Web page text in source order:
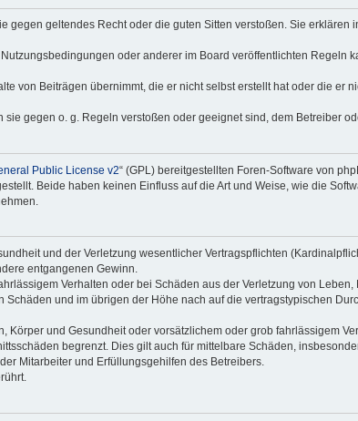
gegen geltendes Recht oder die guten Sitten verstoßen. Sie
oder anderer im Board veröffentlichten
von Beiträgen übernimmt, die er nicht selbst erstellt hat oder die er
gegen o. g. Regeln verstoßen oder geeignet sind, dem Betreiber
Public License v2“ (GPL) bereitgestellten Foren-Software von
Beide haben keinen Einfluss auf die Art und Weise, wie die
und der Verletzung wesentlicher Vertragspflichten
entgangenen Gewinn.
Verhalten oder bei Schäden aus der Verletzung von
und im übrigen der Höhe nach auf die vertragstypischen
und Gesundheit oder vorsätzlichem oder grob fahrlässigem
begrenzt. Dies gilt auch für mittelbare Schäden,
Mitarbeiter und Erfüllungsgehilfen des Betreibers.